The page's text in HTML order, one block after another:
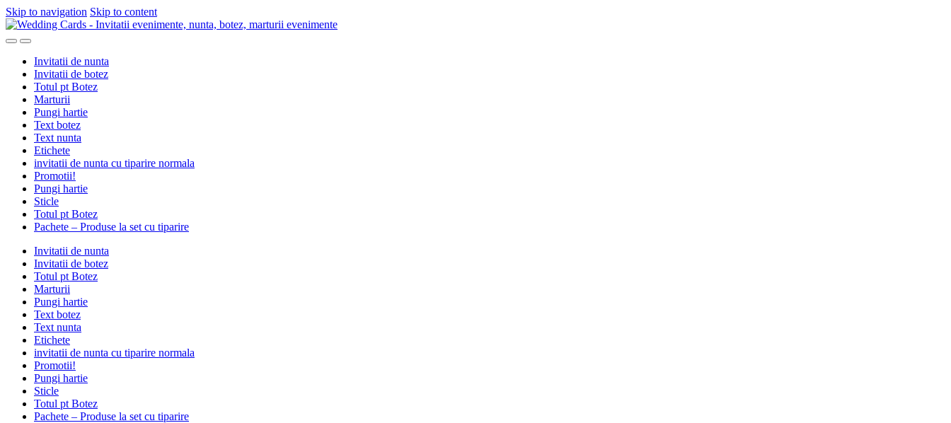
Skip to navigation Skip to content
Invitatii de nunta
Invitatii de botez
Totul pt Botez
Marturii
Pungi hartie
Text botez
Text nunta
Etichete
invitatii de nunta cu tiparire normala
Promotii!
Pungi hartie
Sticle
Totul pt Botez
Pachete – Produse la set cu tiparire
Invitatii de nunta
Invitatii de botez
Totul pt Botez
Marturii
Pungi hartie
Text botez
Text nunta
Etichete
invitatii de nunta cu tiparire normala
Promotii!
Pungi hartie
Sticle
Totul pt Botez
Pachete – Produse la set cu tiparire